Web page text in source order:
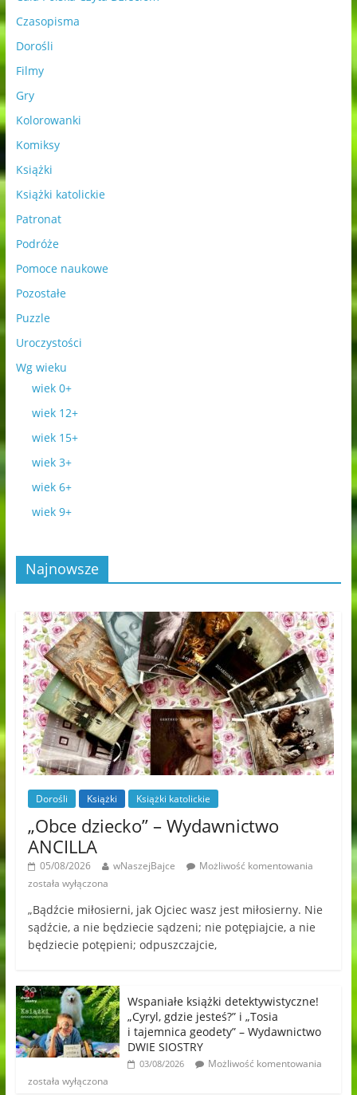
Czasopisma
Dorośli
Filmy
Gry
Kolorowanki
Komiksy
Książki
Książki katolickie
Patronat
Podróże
Pomoce naukowe
Pozostałe
Puzzle
Uroczystości
Wg wieku
wiek 0+
wiek 12+
wiek 15+
wiek 3+
wiek 6+
wiek 9+
Najnowsze
Dorośli Książki Książki katolickie
„Obce dziecko” – Wydawnictwo
ANCILLA
05/08/2026 wNaszejBajce
Możliwość komentowania
została wyłączona
„Bądźcie miłosierni, jak Ojciec wasz jest miłosierny. Nie
sądźcie, a nie będziecie sądzeni; nie potępiajcie, a nie
będziecie potępieni; odpuszczajcie,
Wspaniałe książki detektywistyczne!
„Cyryl, gdzie jesteś?” i „Tosia
i tajemnica geodety” – Wydawnictwo
DWIE SIOSTRY
03/08/2026
Możliwość komentowania
została wyłączona